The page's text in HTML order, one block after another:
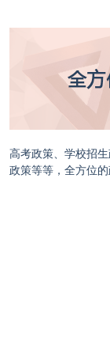
高考政策、学校招
政策等等，全方位